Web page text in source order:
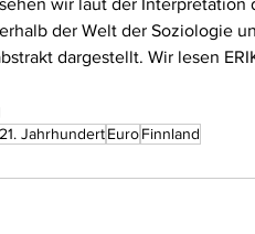
wir laut der
der Welt der Soziologie
dargestellt. Wir lesen
21. JahrhundertEuroFinnland